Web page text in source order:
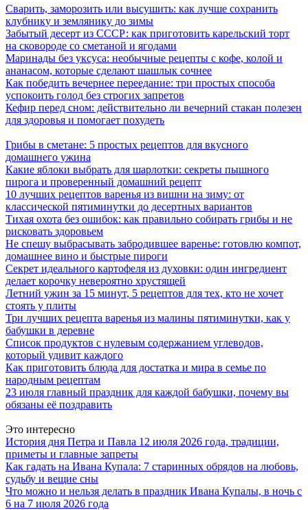
Сварить, заморозить или высушить: как лучше сохранить
клубнику и землянику до зимы
Забытый десерт из СССР: как приготовить карельский торт
на сковороде со сметаной и ягодами
Маринады без уксуса: необычные рецепты с кофе, колой и
ананасом, которые сделают шашлык сочнее
Как победить вечернее переедание: три простых способа
успокоить голод без строгих запретов
Кефир перед сном: действительно ли вечерний стакан полезен
для здоровья и помогает похудеть
Грибы в сметане: 5 простых рецептов для вкусного
домашнего ужина
Какие яблоки выбрать для шарлотки: секреты пышного
пирога и проверенный домашний рецепт
10 лучших рецептов варенья из вишни на зиму: от
классической пятиминутки до десертных вариантов
Тихая охота без ошибок: как правильно собирать грибы и не
рисковать здоровьем
Не спешу выбрасывать забродившее варенье: готовлю компот,
домашнее вино и быстрые пироги
Секрет идеального картофеля из духовки: один ингредиент
делает корочку невероятно хрустящей
Летний ужин за 15 минут, 5 рецептов для тех, кто не хочет
стоять у плиты
Три лучших рецепта варенья из малины пятиминутки, как у
бабушки в деревне
Список продуктов с нулевым содержанием углеводов,
который удивит каждого
Как приготовить блюда для достатка и мира в семье по
народным рецептам
23 июля главный праздник для каждой бабушки, почему вы
обязаны её поздравить
Это интересно
История дня Петра и Павла 12 июля 2026 года, традиции,
приметы и главные запреты
Как гадать на Ивана Купала: 7 старинных обрядов на любовь,
судьбу и вещие сны
Что можно и нельзя делать в праздник Ивана Купалы, в ночь с
6 на 7 июля 2026 года